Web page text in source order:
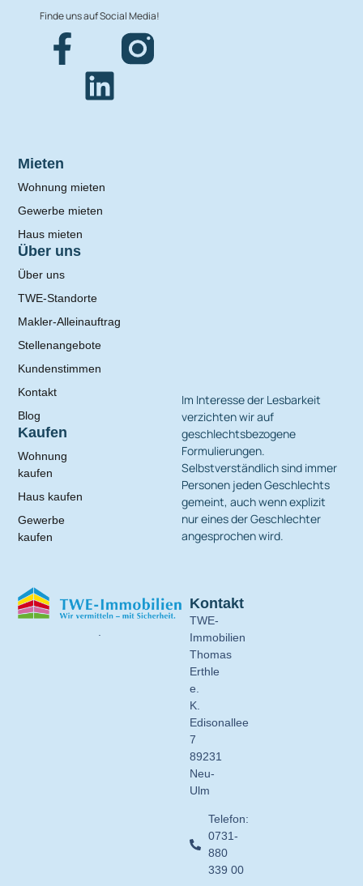
Im Interesse der Lesbarkeit
verzichten wir auf
geschlechtsbezogene
Formulierungen.
Selbstverständlich sind immer
Personen jeden Geschlechts
gemeint, auch wenn explizit
nur eines der Geschlechter
angesprochen wird.
Kontakt
TWE-
Immobilien
Thomas
Erthle
e.
K.
Edisonallee
7
89231
Neu-
Ulm
Telefon:
0731-
880
339 00
Mieten
Wohnung mieten
Gewerbe mieten
Haus mieten
Über uns
Über uns
TWE-Standorte
Makler-Alleinauftrag
Stellenangebote
Kundenstimmen
Kontakt
Blog
Kaufen
Wohnung
kaufen
Haus kaufen
Gewerbe
kaufen
Finde uns auf Social Media!